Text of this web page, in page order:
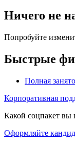
Ничего не
Попробуйте
Быстрые
Полная
Корпоративная
Какой соцпакет вы
Оформляйте